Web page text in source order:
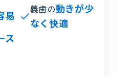
易 義歯の動きが少
なく快適
ス